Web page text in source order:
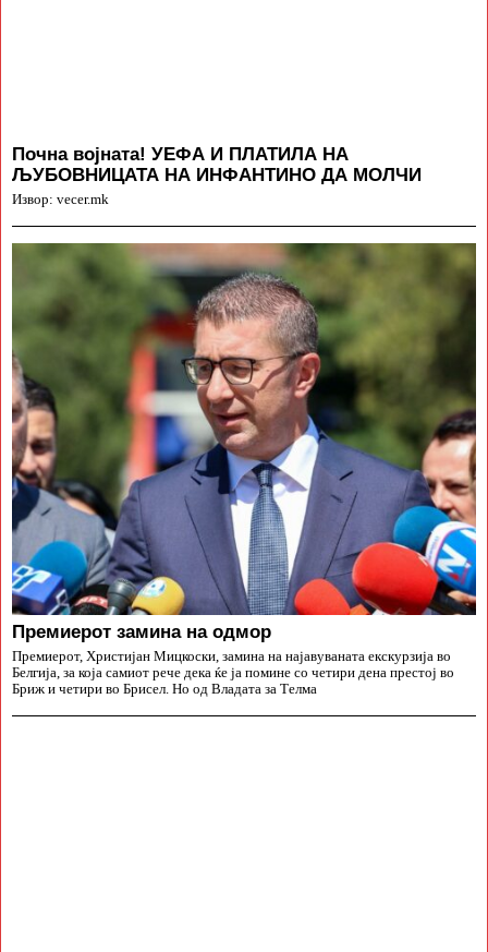
Почна војната! УЕФА И ПЛАТИЛА НА
ЉУБОВНИЦАТА НА ИНФАНТИНО ДА МОЛЧИ
Извор: vecer.mk
Премиерот замина на одмор
Премиерот, Христијан Мицкоски, замина на најавуваната екскурзија во
Белгија, за која самиот рече дека ќе ја помине со четири дена престој во
Бриж и четири во Брисел. Но од Владата за Телма